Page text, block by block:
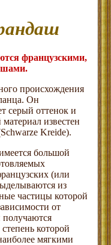
французскими,
происхождения
Он
серый оттенок и
известен
Kreide).
большой
(или
из
частицы которой
от
получаются
которой
мягкими